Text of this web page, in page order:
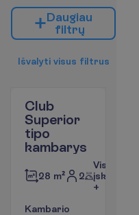
Daugiau
filtrų
Išvalyti visus filtrus
Club
Superior
tipo
kambarys
28 m² 2
Viskas
įskaičiuota
+
Kambario